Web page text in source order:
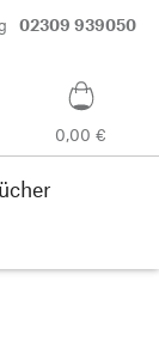
02309 939050
0,00 €